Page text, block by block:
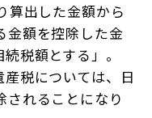
算出した金額から
金額を控除した金
税額とする」。
税については、日
されることになり